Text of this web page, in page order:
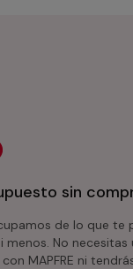
sin
de lo que te
menos. No
MAPFRE ni